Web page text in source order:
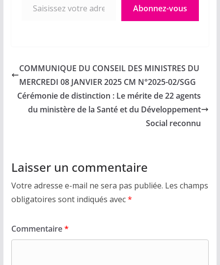
Abonnez-vous
COMMUNIQUE DU CONSEIL DES MINISTRES DU
MERCREDI 08 JANVIER 2025 CM N°2025-02/SGG
Cérémonie de distinction : Le mérite de 22 agents
du ministère de la Santé et du Développement
Social reconnu
Laisser un commentaire
Votre adresse e-mail ne sera pas publiée. Les champs
obligatoires sont indiqués avec*
Commentaire*